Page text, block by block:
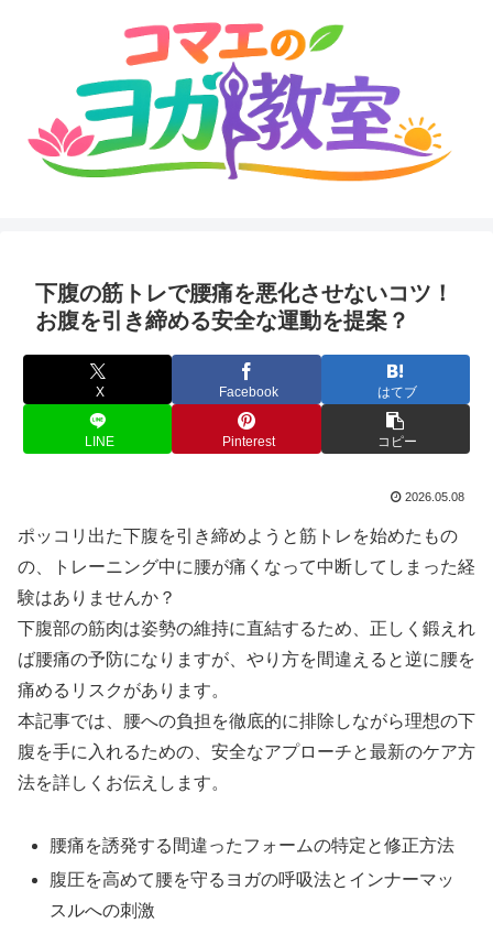
下腹の筋トレで腰痛を悪化させないコツ！
お腹を引き締める安全な運動を提案？
X Facebook はてブ
LINE Pinterest コピー
2026.05.08
ポッコリ出た下腹を引き締めようと筋トレを始めたもの
の、トレーニング中に腰が痛くなって中断してしまった経
験はありませんか？
下腹部の筋肉は姿勢の維持に直結するため、正しく鍛えれ
ば腰痛の予防になりますが、やり方を間違えると逆に腰を
痛めるリスクがあります。
本記事では、腰への負担を徹底的に排除しながら理想の下
腹を手に入れるための、安全なアプローチと最新のケア方
法を詳しくお伝えします。
腰痛を誘発する間違ったフォームの特定と修正方法
腹圧を高めて腰を守るヨガの呼吸法とインナーマッ
スルへの刺激